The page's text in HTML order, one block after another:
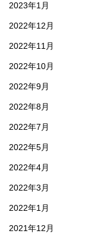
2023年1月
2022年12月
2022年11月
2022年10月
2022年9月
2022年8月
2022年7月
2022年5月
2022年4月
2022年3月
2022年1月
2021年12月